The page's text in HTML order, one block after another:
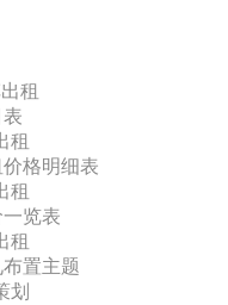
租
租
格明细表
租
览表
租
置主题
划